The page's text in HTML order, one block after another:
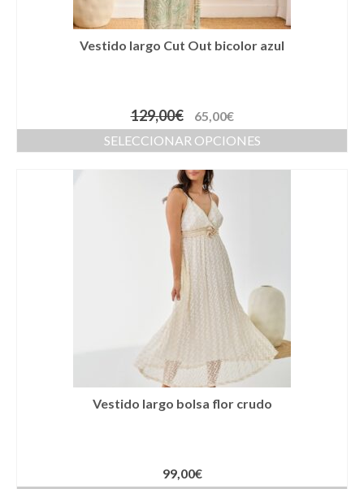
Carteras
Colgantes
Collares y gargantillas
Conjunto de sombrero y cesta a juego
Gorros
Vestido largo Cut Out bicolor azul
129,00€ 65,00€
SELECCIONAR OPCIONES
Vestido largo bolsa flor crudo
99,00€